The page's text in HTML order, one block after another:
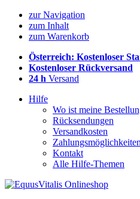
zur Navigation
zum Inhalt
zum Warenkorb
Österreich: Kostenloser
Kostenloser Rückversand
24 h Versand
Hilfe
Wo ist meine
Rücksendungen
Versandkosten
Zahlungsmöglichkeiten
Kontakt
Alle Hilfe-Themen